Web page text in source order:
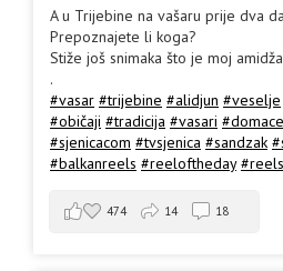
A u Trijebine na vašaru prije dva
Prepoznajete li koga?
Stiže još snimaka što je moj
.
#vasar #trijebine #alidjun #veselje
#običaji #tradicija #vasari #domace
#sjenicacom #tvsjenica #sandzak
#balkanreels #reeloftheday
474 14 18